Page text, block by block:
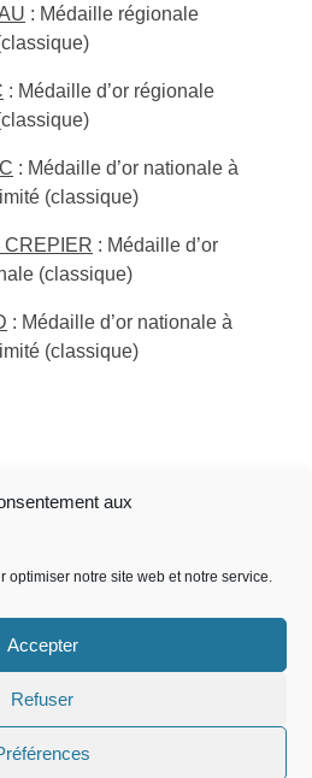
aux
optimiser notre site web et notre service.
Accepter
Refuser
: Médaille régionale
: Médaille d’or régionale
: Médaille d’or nationale à
(classique)
: Médaille d’or
(classique)
: Médaille d’or nationale à
(classique)
VISITER
des Clas – 83136 Rocbaron
LÉGALES
444 428
edddr@free.fr
SUIVRE